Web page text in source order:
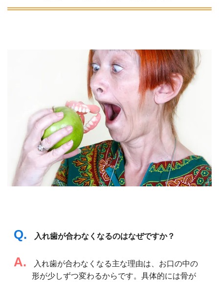
Q. 入れ歯が合わなくなるのはなぜですか？
A.
入れ歯が合わなくなる主な理由は、お口の中の
形が少しずつ変わるからです。具体的には骨が